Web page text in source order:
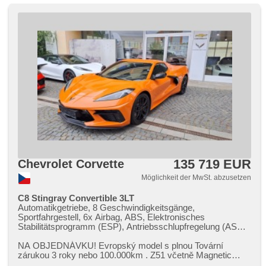
Chevrolet Corvette 135 719 EUR
Möglichkeit der MwSt. abzusetzen
C8 Stingray Convertible 3LT
Automatikgetriebe, 8 Geschwindigkeitsgänge,
Sportfahrgestell, 6x Airbag, ABS, Elektronisches
Stabilitätsprogramm (ESP), Antriebsschlupfregelung (ASR),
Fahrgestell Steifheitsregelung, Servolenkung, LED denní
svícení, erfüllt 'EURO VI', Navigation, head-up display,
NA OBJEDNÁVKU! Evropský model s plnou Tovární
zárukou 3 roky nebo 100.000km . Z51 včetně Magnetic